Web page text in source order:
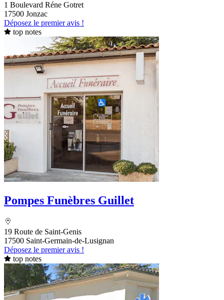
1 Boulevard Réne Gotret
17500 Jonzac
Déposez le premier avis !
top notes
Pompes Funèbres Guillet
19 Route de Saint-Genis
17500 Saint-Germain-de-Lusignan
Déposez le premier avis !
top notes